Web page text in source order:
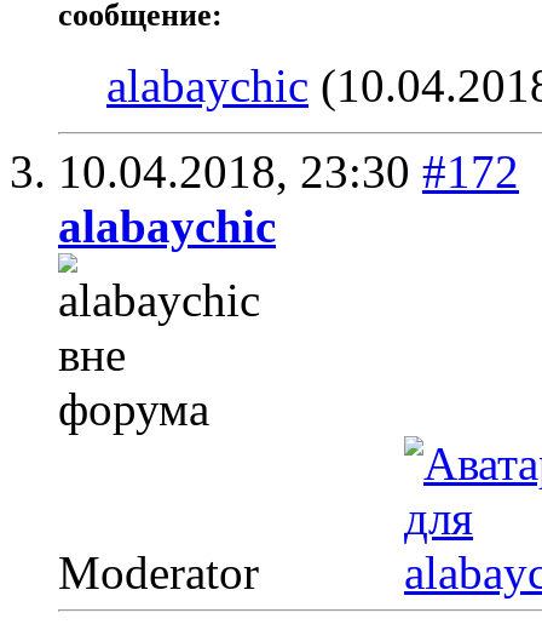
сообщение:
alabaychic
10.04.2018, 23:30 #172
alabaychic
Moderator